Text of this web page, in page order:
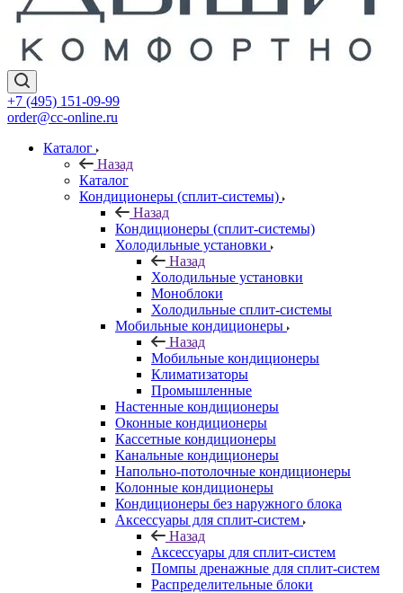
+7 (495) 151-09-99
order@cc-online.ru
Каталог
Назад
Каталог
Кондиционеры (сплит-системы)
Назад
Кондиционеры (сплит-системы)
Холодильные установки
Назад
Холодильные установки
Моноблоки
Холодильные сплит-системы
Мобильные кондиционеры
Назад
Мобильные кондиционеры
Климатизаторы
Промышленные
Настенные кондиционеры
Оконные кондиционеры
Кассетные кондиционеры
Канальные кондиционеры
Напольно-потолочные кондиционеры
Колонные кондиционеры
Кондиционеры без наружного блока
Аксессуары для сплит-систем
Назад
Аксессуары для сплит-систем
Помпы дренажные для сплит-систем
Распределительные блоки